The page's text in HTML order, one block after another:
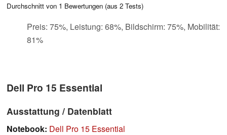
Durchschnitt von 1 Bewertungen (aus 2 Tests)
Preis: 75%, Leistung: 68%, Bildschirm: 75%, Mobilität:
81%
Dell Pro 15 Essential
Ausstattung / Datenblatt
Notebook: Dell Pro 15 Essential